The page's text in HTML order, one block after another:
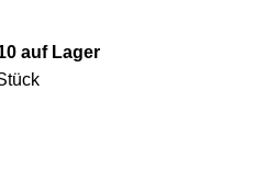
auf Lager